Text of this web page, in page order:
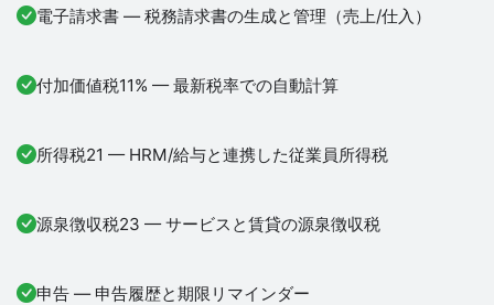
電子請求書 — 税務請求書の生成と管理（売上/仕入）
付加価値税11% — 最新税率での自動計算
所得税21 — HRM/給与と連携した従業員所得税
源泉徴収税23 — サービスと賃貸の源泉徴収税
申告 — 申告履歴と期限リマインダー